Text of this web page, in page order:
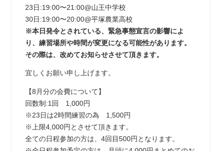
23日:19:00〜21:00@山王中学校
30日:19:00〜20:00@平塚農業高校
※本日発令とされている、緊急事態宣言の影響によ
り、練習場所や時間が変更になる可能性があります。
その際は、改めてお知らせさせて頂きます。
宜しくお願い申し上げます。
【8月分の会費について】
回数制:1回 1,000円
※23日は2時間練習の為 1,500円
※上限4,000円とさせて頂きます。
全ての日程参加の方は、4回目500円となります。